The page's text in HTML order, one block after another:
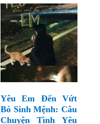
Yêu Em Đến Vứt
Bỏ Sinh Mệnh: Câu
Chuyện Tình Yêu